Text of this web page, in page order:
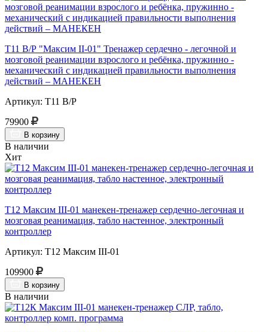
Т11 В/Р "Максим II-01" Тренажер сердечно - легочной и
мозговой реанимации взрослого и ребёнка, пружинно -
механический с индикацией правильности выполнения
действий – МАНЕКЕН
Артикул: Т11 В/Р
79900
В корзину
В наличии
Хит
Т12 Максим III-01 манекен-тренажер сердечно-легочная и
мозговая реанимация, табло настенное, электронный
контроллер
Артикул: Т12 Максим III-01
109900
В корзину
В наличии